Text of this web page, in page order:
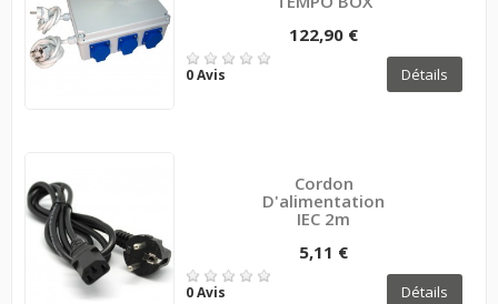
122,90 €
0 Avis Détails
Cordon
D'alimentation
IEC 2m
5,11 €
0 Avis Détails